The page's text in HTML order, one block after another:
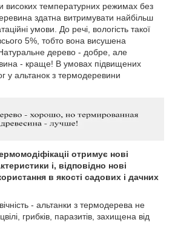
високих температурних режимах без
здатна витримувати найбільш
умови. До речі, вологість такої
5%, тобто вона висушена
дерево - добре, але
- краще! В умовах підвищених
у альтанок з термодеревини
отримує нові
і, відповідно нові
в якості садових і дачних
- альтанки з термодерева не
грибків, паразитів, захищена від